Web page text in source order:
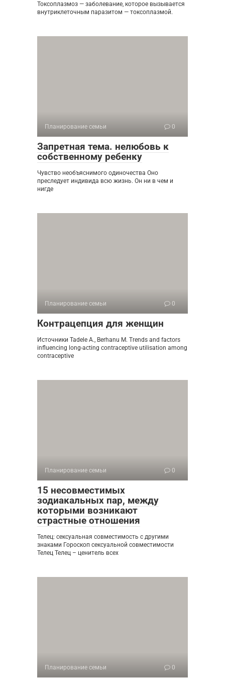
Токсоплазмоз — заболевание, которое вызывается
внутриклеточным паразитом — токсоплазмой.
Планирование семьи 0
Запретная тема. нелюбовь к
собственному ребенку
Чувство необъяснимого одиночества Оно
преследует индивида всю жизнь. Он ни в чем и
нигде
Планирование семьи 0
Контрацепция для женщин
Источники Tadele A., Berhanu M. Trends and factors
influencing long-acting contraceptive utilisation among
contraceptive
Планирование семьи 0
15 несовместимых
зодиакальных пар, между
которыми возникают
страстные отношения
Телец: сексуальная совместимость с другими
знаками Гороскоп сексуальной совместимости
Телец Телец – ценитель всех
Планирование семьи 0